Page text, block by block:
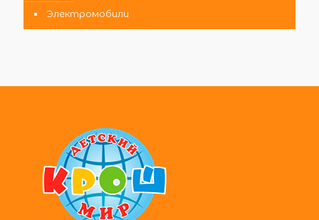
Электромобили